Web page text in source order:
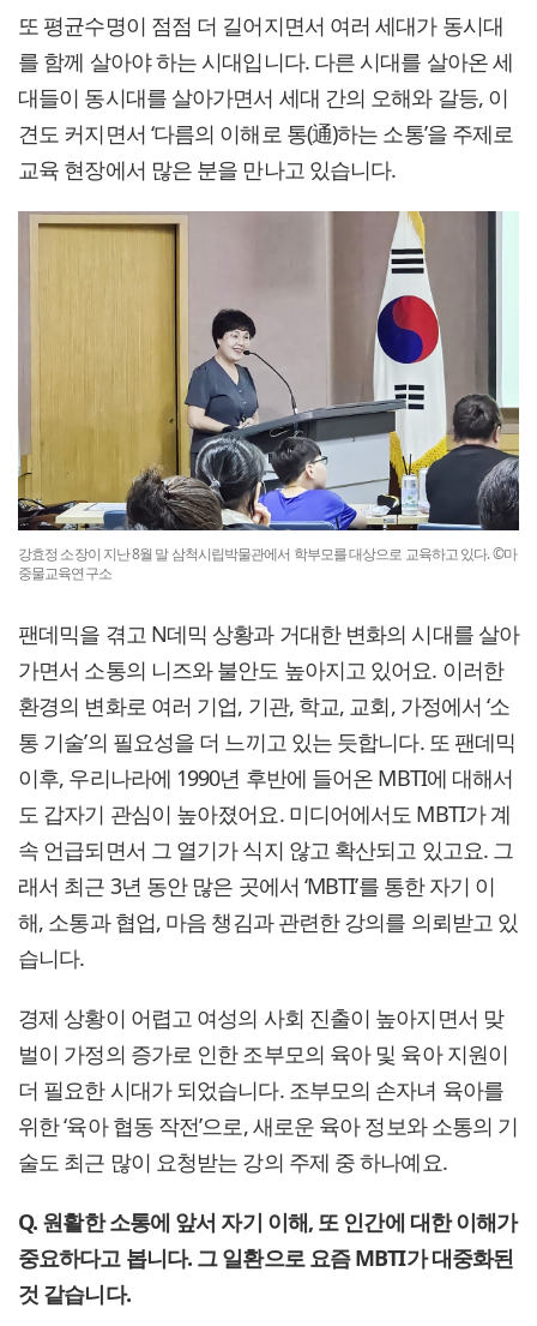
또 평균수명이 점점 더 길어지면서 여러 세대가 동시대
를 함께 살아야 하는 시대입니다. 다른 시대를 살아온 세
대들이 동시대를 살아가면서 세대 간의 오해와 갈등, 이
견도 커지면서 ‘다름의 이해로 통(通)하는 소통’을 주제로
교육 현장에서 많은 분을 만나고 있습니다.
강효정 소장이 지난 8월 말 삼척시립박물관에서 학부모를 대상으로 교육하고 있다. ©마
중물교육연구소
팬데믹을 겪고 N데믹 상황과 거대한 변화의 시대를 살아
가면서 소통의 니즈와 불안도 높아지고 있어요. 이러한
환경의 변화로 여러 기업, 기관, 학교, 교회, 가정에서 ‘소
통 기술’의 필요성을 더 느끼고 있는 듯합니다. 또 팬데믹
이후, 우리나라에 1990년 후반에 들어온 MBTI에 대해서
도 갑자기 관심이 높아졌어요. 미디어에서도 MBTI가 계
속 언급되면서 그 열기가 식지 않고 확산되고 있고요. 그
래서 최근 3년 동안 많은 곳에서 ‘MBTI’를 통한 자기 이
해, 소통과 협업, 마음 챙김과 관련한 강의를 의뢰받고 있
습니다.
경제 상황이 어렵고 여성의 사회 진출이 높아지면서 맞
벌이 가정의 증가로 인한 조부모의 육아 및 육아 지원이
더 필요한 시대가 되었습니다. 조부모의 손자녀 육아를
위한 ‘육아 협동 작전’으로, 새로운 육아 정보와 소통의 기
술도 최근 많이 요청받는 강의 주제 중 하나예요.
Q. 원활한 소통에 앞서 자기 이해, 또 인간에 대한 이해가
중요하다고 봅니다. 그 일환으로 요즘 MBTI가 대중화된
것 같습니다.